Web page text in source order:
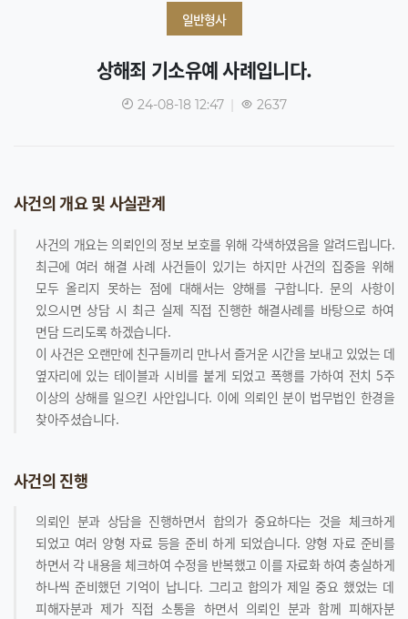
일반형사
상해죄 기소유예 사례입니다.
24-08-18 12:47 | 2637
사건의 개요 및 사실관계
사건의 개요는 의뢰인의 정보 보호를 위해 각색하였음을 알려드립니다.
최근에 여러 해결 사례 사건들이 있기는 하지만 사건의 집중을 위해
모두 올리지 못하는 점에 대해서는 양해를 구합니다. 문의 사항이
있으시면 상담 시 최근 실제 직접 진행한 해결사례를 바탕으로 하여
면담 드리도록 하겠습니다.
이 사건은 오랜만에 친구들끼리 만나서 즐거운 시간을 보내고 있었는 데
옆자리에 있는 테이블과 시비를 붙게 되었고 폭행를 가하여 전치 5주
이상의 상해를 일으킨 사안입니다. 이에 의뢰인 분이 법무법인 한경을
찾아주셨습니다.
사건의 진행
의뢰인 분과 상담을 진행하면서 합의가 중요하다는 것을 체크하게
되었고 여러 양형 자료 등을 준비 하게 되었습니다. 양형 자료 준비를
하면서 각 내용을 체크하여 수정을 반복했고 이를 자료화 하여 충실하게
하나씩 준비했던 기억이 납니다. 그리고 합의가 제일 중요 했었는 데
피해자분과 제가 직접 소통을 하면서 의뢰인 분과 함께 피해자분